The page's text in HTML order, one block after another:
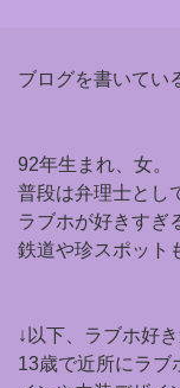
ブログを書いてい
92年生まれ、女。
普段は弁理士とし
ラブホが好きすぎ
鉄道や珍スポット
↓以下、ラブホ好
13歳で近所にラブ